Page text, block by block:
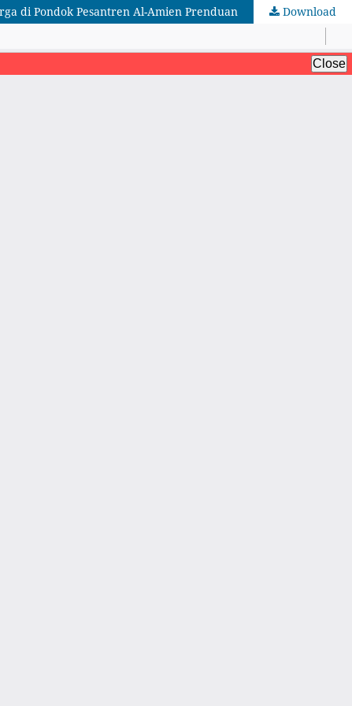
di Pondok Pesantren Al-Amien Prenduan Download